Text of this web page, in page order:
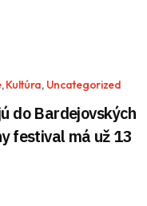
,Kultúra, Uncategorized
do Bardejovských
festival má už 13